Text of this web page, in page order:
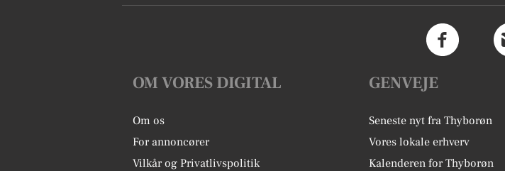
OM VORES DIGITAL
Om os
For annoncører
Vilkår og Privatlivspolitik
GENVEJE
Seneste nyt fra Thyborøn
Vores lokale erhverv
Kalenderen for Thyborøn